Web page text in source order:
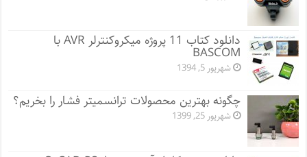
دانلود کتاب 11 پروژه میکروکنترلر AVR با
BASCOM
شهریور 5, 1394
چگونه بهترین محصولات ترانسمیتر فشار را بخریم؟
شهریور 25, 1399